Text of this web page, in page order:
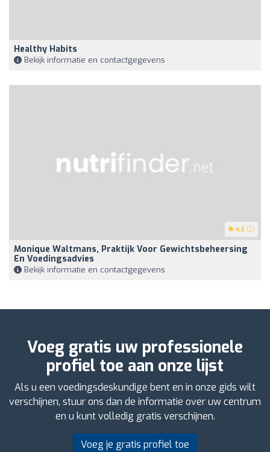
Healthy Habits
Bekijk informatie en contactgegevens
4.5 (2)
Monique Waltmans, Praktijk Voor Gewichtsbeheersing
En Voedingsadvies
Bekijk informatie en contactgegevens
Voeg gratis uw professionele
profiel toe aan onze lijst
Als u een voedingsdeskundige bent en in onze gids wilt
verschijnen, stuur ons dan de informatie over uw centrum
en u kunt volledig gratis verschijnen.
Voeg je gratis profiel toe